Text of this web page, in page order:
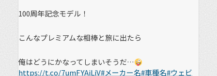
100周年記念モデル！
こんなプレミアムな相棒と旅に出たら
俺はどうにかなってしまいそうだ…
https://t.co/7umFYAiLiV#メーカー名#車種名#ウェビ